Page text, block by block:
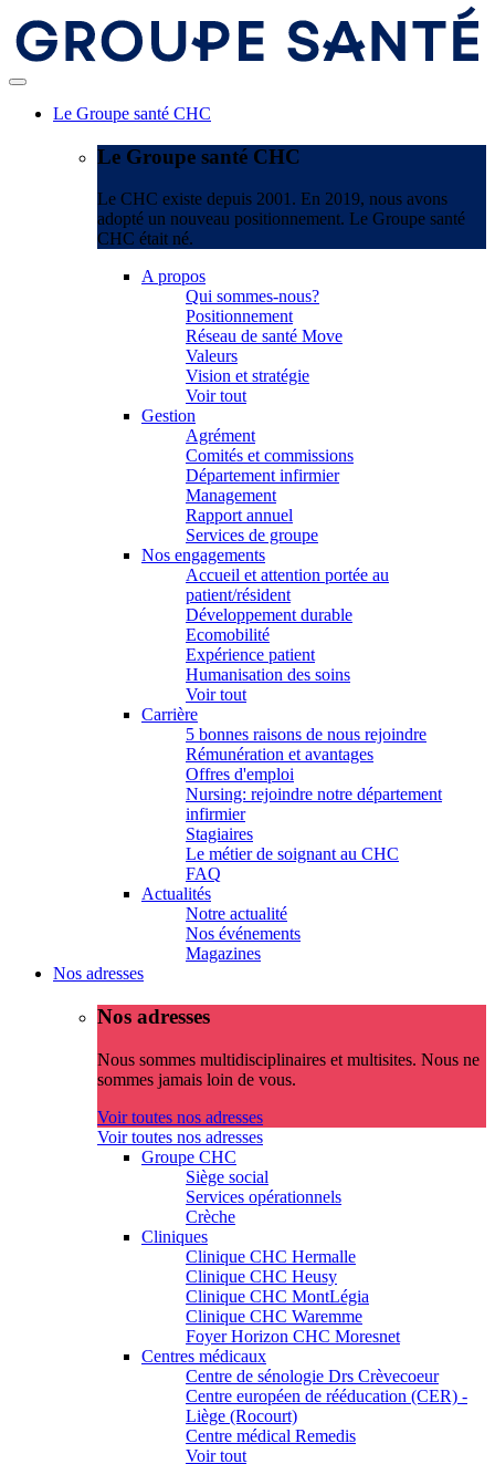
Le Groupe santé CHC
Le Groupe santé CHC
Le CHC existe depuis 2001. En 2019, nous avons
adopté un nouveau positionnement. Le Groupe santé
CHC était né.
A propos
Qui sommes-nous?
Positionnement
Réseau de santé Move
Valeurs
Vision et stratégie
Voir tout
Gestion
Agrément
Comités et commissions
Département infirmier
Management
Rapport annuel
Services de groupe
Nos engagements
Accueil et attention portée au
patient/résident
Développement durable
Ecomobilité
Expérience patient
Humanisation des soins
Voir tout
Carrière
5 bonnes raisons de nous rejoindre
Rémunération et avantages
Offres d'emploi
Nursing: rejoindre notre département
infirmier
Stagiaires
Le métier de soignant au CHC
FAQ
Actualités
Notre actualité
Nos événements
Magazines
Nos adresses
Nos adresses
Nous sommes multidisciplinaires et multisites. Nous ne
sommes jamais loin de vous.
Voir toutes nos adresses
Voir toutes nos adresses
Groupe CHC
Siège social
Services opérationnels
Crèche
Cliniques
Clinique CHC Hermalle
Clinique CHC Heusy
Clinique CHC MontLégia
Clinique CHC Waremme
Foyer Horizon CHC Moresnet
Centres médicaux
Centre de sénologie Drs Crèvecoeur
Centre européen de rééducation (CER) -
Liège (Rocourt)
Centre médical Remedis
Voir tout